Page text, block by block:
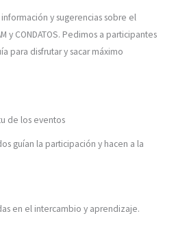
y sugerencias sobre el
y CONDATOS. Pedimos a participantes
para disfrutar y sacar máximo
de los eventos
guían la participación y hacen a la
en el intercambio y aprendizaje.